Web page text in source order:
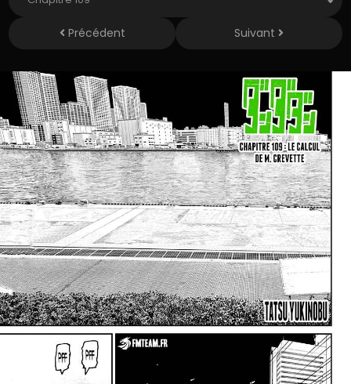
Précédent Suivant